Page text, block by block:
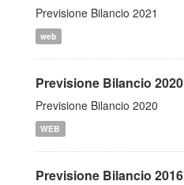
Previsione Bilancio 2021
web
Previsione Bilancio 2020
Previsione Bilancio 2020
WEB
Previsione Bilancio 2016